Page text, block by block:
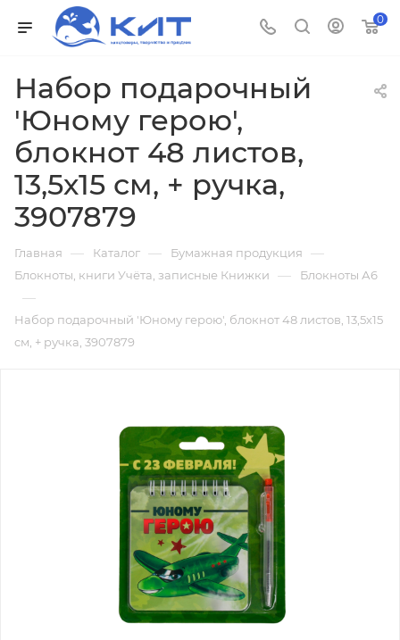
0
Набор подарочный
'Юному герою',
блокнот 48 листов,
13,5х15 см, + ручка,
3907879
Главная — Каталог — Бумажная продукция —
Блокноты, книги Учёта, записные Книжки — Блокноты А6
—
Набор подарочный 'Юному герою', блокнот 48 листов, 13,5х15
см, + ручка, 3907879